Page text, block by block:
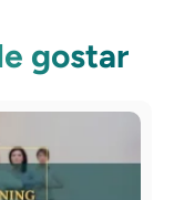
gostar